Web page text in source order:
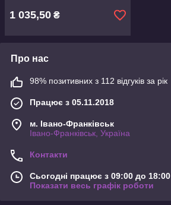
1 035,50 ₴
Про нас
98% позитивних з 112 відгуків за рік
Працює з 05.11.2018
м. Івано-Франківськ
Івано-Франківськ, Україна
Контакти
Сьогодні працює з 09:00 до 18:00
Показати весь графік роботи